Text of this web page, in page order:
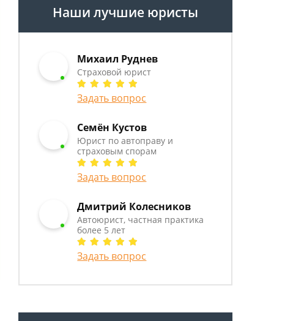
Наши лучшие юристы
Михаил Руднев
Страховой юрист
Задать вопрос
Семён Кустов
Юрист по автоправу и
страховым спорам
Задать вопрос
Дмитрий Колесников
Автоюрист, частная практика
более 5 лет
Задать вопрос